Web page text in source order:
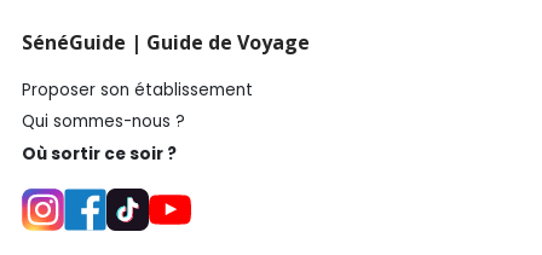
SénéGuide | Guide de Voyage
Proposer son établissement
Qui sommes-nous ?
Où sortir ce soir ?